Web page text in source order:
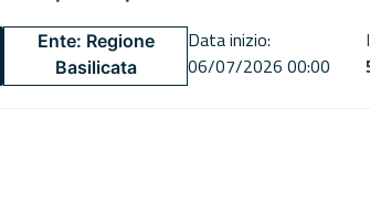
Ente: Regione
Basilicata
Data inizio:
06/07/2026 00:00